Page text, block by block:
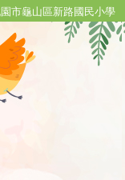
市龜山區新路國民小學